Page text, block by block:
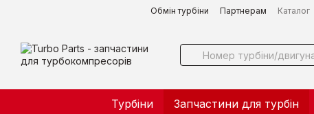
Перейти до основного контентуОбмін турбіни Партнерам Каталог
Турбіни Запчастини для турбін